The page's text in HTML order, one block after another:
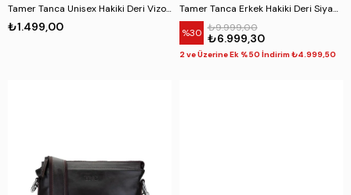
Tamer Tanca Unisex Hakiki Deri Vizon Floter Kartlık
₺1.499,00
Tamer Tanca Erkek Hakiki Deri Siyah Eskitme Postacı Çanta
%30 ₺6.999,30
₺9.999,00
2 ve Üzerine Ek %50 İndirim ₺4.999,50